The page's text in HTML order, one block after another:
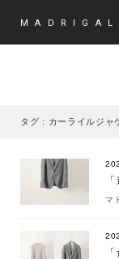
MADRIGAL
タグ : カーライルジャ
マ